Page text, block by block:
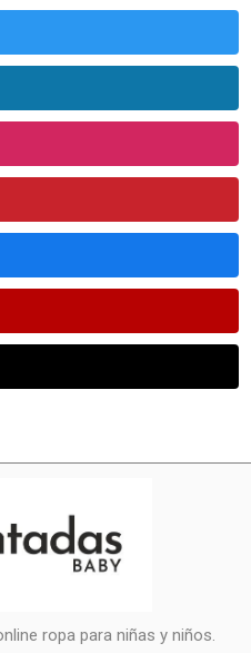
ropa para niñas y niños.